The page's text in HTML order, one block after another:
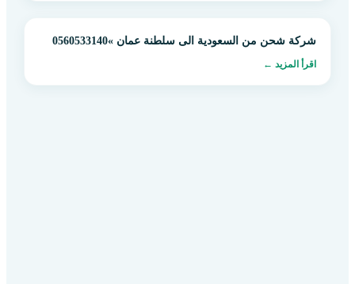
شركة شحن من السعودية الى سلطنة عمان »0560533140
اقرأ المزيد ←